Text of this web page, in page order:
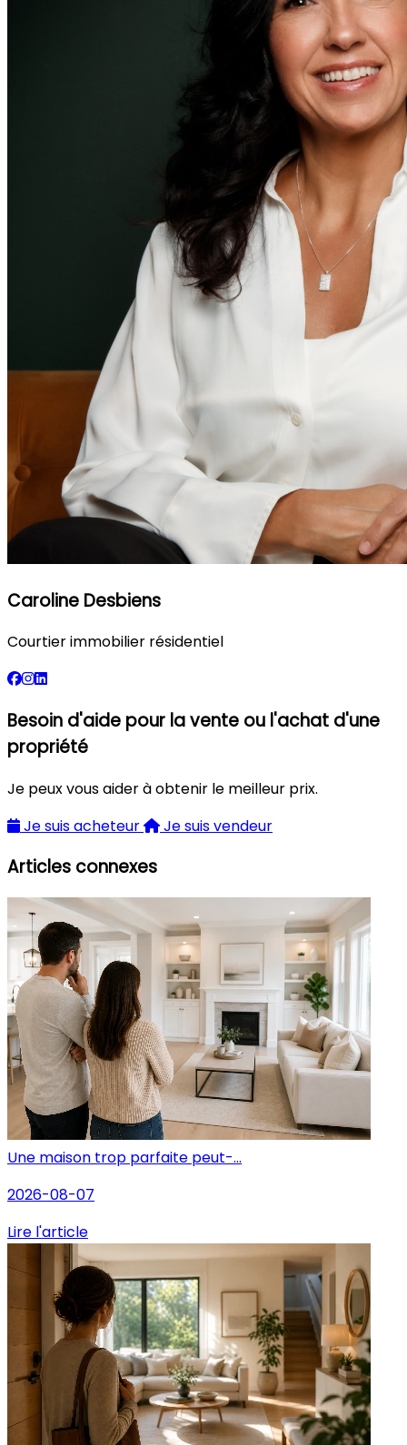
Caroline Desbiens
Courtier immobilier résidentiel
Besoin d'aide pour la vente ou l'achat d'une
propriété
Je peux vous aider à obtenir le meilleur prix.
Je suis acheteur
Je suis vendeur
Articles connexes
Une maison trop parfaite peut-...
2026-08-07
Lire l'article